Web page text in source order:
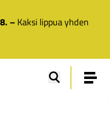
– Kaksi lippua yhden